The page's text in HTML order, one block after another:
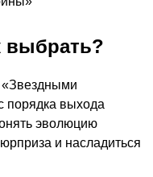
выбрать?
«Звездными
порядка выхода
эволюцию
и насладиться